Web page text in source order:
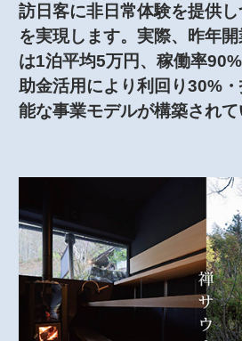
訪日客に非日常体験を提供
を実現します。実際、昨年
は1泊平均5万円、稼働率
助金活用により利回り30%
能な事業モデルが構築されて